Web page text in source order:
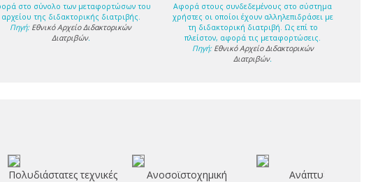
στο σύνολο των μεταφορτώσων του
αρχείου της διδακτορικής διατριβής.
Πηγή: Εθνικό Αρχείο Διδακτορικών
Διατριβών.
Αφορά στους συνδεδεμένους στο σύστημα
χρήστες οι οποίοι έχουν αλληλεπιδράσει με
τη διδακτορική διατριβή. Ως επί το
πλείστον, αφορά τις μεταφορτώσεις.
Πηγή: Εθνικό Αρχείο Διδακτορικών
Διατριβών.
Πολυδιάστατες τεχνικές
Ανοσοϊστοχημική
Ανάπτυξη